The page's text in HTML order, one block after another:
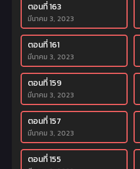
ตอนที่ 163
มีนาคม 3, 2023
ตอนที่ 161
มีนาคม 3, 2023
ตอนที่ 159
มีนาคม 3, 2023
ตอนที่ 157
มีนาคม 3, 2023
ตอนที่ 155